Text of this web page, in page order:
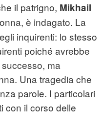
il patrigno, Mikhail
è indagato. La
inquirenti: lo stesso
poiché avrebbe
ma
Una tragedia che
parole. I particolari
con il corso delle